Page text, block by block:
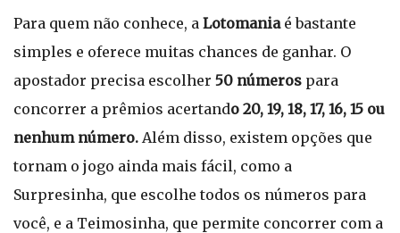
Para quem não conhece, a Lotomaniaé bastante
simples e oferece muitas chances de ganhar. O
apostador precisa escolher 50 números para
concorrer a prêmios acertando 20, 19, 18, 17, 16, 15 ou
nenhum número. Além disso, existem opções que
tornam o jogo ainda mais fácil, como a
Surpresinha, que escolhe todos os números para
você, e a Teimosinha, que permite concorrer com a